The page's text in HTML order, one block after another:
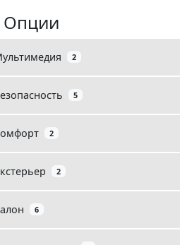
Опции
2
5
2
2
6